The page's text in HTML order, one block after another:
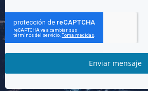
Enviar mensaje